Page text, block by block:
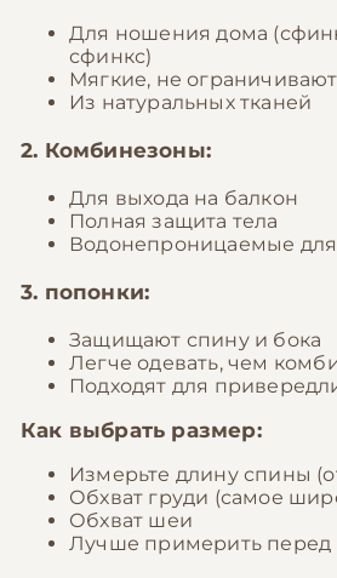
Для ношения дома
сфинкс)
Мягкие, не
Из натуральных тканей
2. Комбинезоны:
Для выхода на балкон
Полная защита тела
Водонепроницаемые для
3. попонки:
Защищают спину и бока
Легче одевать, чем
Подходят для
Как выбрать размер:
Измерьте длину спины
Обхват груди (самое
Обхват шеи
Лучше примерить перед